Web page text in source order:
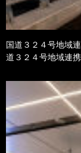
国道３２４号地
道３２４号地域連